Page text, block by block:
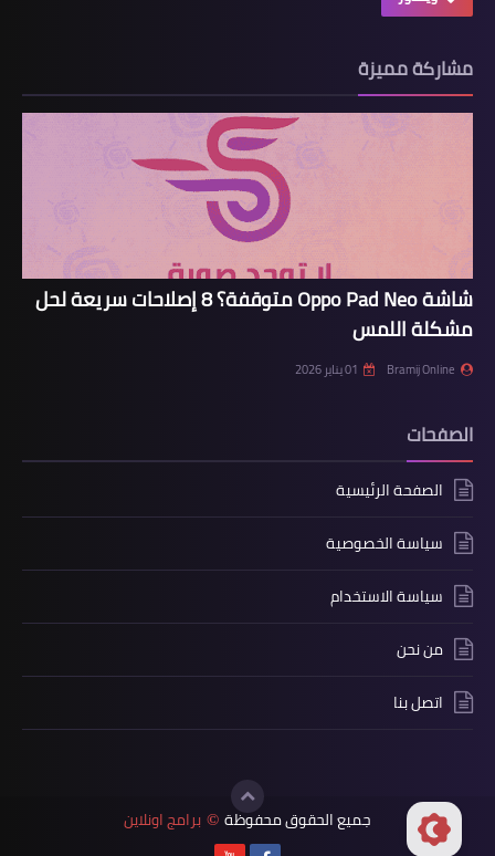
مشاركة مميزة
شاشة Oppo Pad Neo متوقفة؟ 8 إصلاحات سريعة لحل
مشكلة اللمس
Bramij Online 01 يناير 2026
الصفحات
الصفحة الرئيسية
سياسة الخصوصية
سياسة الاستخدام
من نحن
اتصل بنا
جميع الحقوق محفوظة © برامج اونلاين